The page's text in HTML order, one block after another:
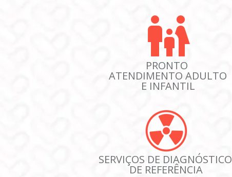
PRONTO
ATENDIMENTO ADULTO
E INFANTIL
SERVIÇOS DE DIAGNÓSTICO
DE REFERÊNCIA